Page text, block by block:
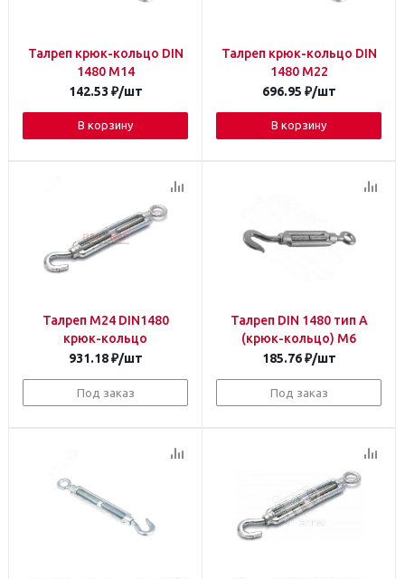
Талреп крюк-кольцо DIN
1480 М14
142.53 ₽/шт
В корзину
Талреп крюк-кольцо DIN
1480 М22
696.95 ₽/шт
В корзину
Талреп М24 DIN1480
крюк-кольцо
931.18₽/шт
Под заказ
Талреп DIN 1480 тип А
(крюк-кольцо) M6
185.76₽/шт
Под заказ